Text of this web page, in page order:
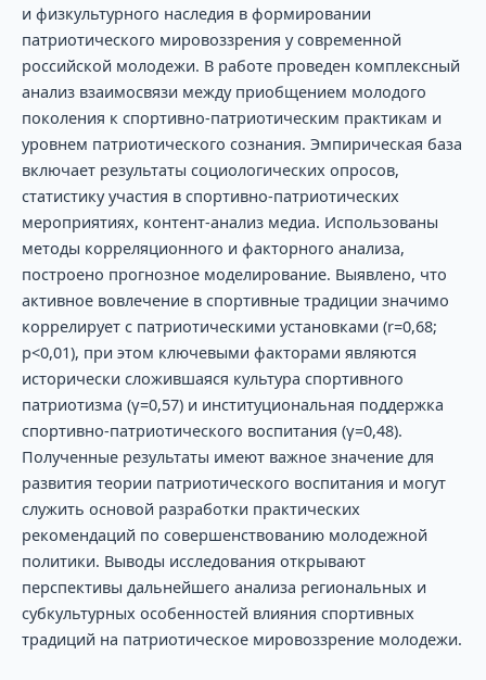
и физкультурного наследия в формировании
патриотического мировоззрения у современной
российской молодежи. В работе проведен комплексный
анализ взаимосвязи между приобщением молодого
поколения к спортивно-патриотическим практикам и
уровнем патриотического сознания. Эмпирическая база
включает результаты социологических опросов,
статистику участия в спортивно-патриотических
мероприятиях, контент-анализ медиа. Использованы
методы корреляционного и факторного анализа,
построено прогнозное моделирование. Выявлено, что
активное вовлечение в спортивные традиции значимо
коррелирует с патриотическими установками (r=0,68;
p<0,01), при этом ключевыми факторами являются
исторически сложившаяся культура спортивного
патриотизма (γ=0,57) и институциональная поддержка
спортивно-патриотического воспитания (γ=0,48).
Полученные результаты имеют важное значение для
развития теории патриотического воспитания и могут
служить основой разработки практических
рекомендаций по совершенствованию молодежной
политики. Выводы исследования открывают
перспективы дальнейшего анализа региональных и
субкультурных особенностей влияния спортивных
традиций на патриотическое мировоззрение молодежи.